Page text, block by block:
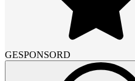
GESPONSORD